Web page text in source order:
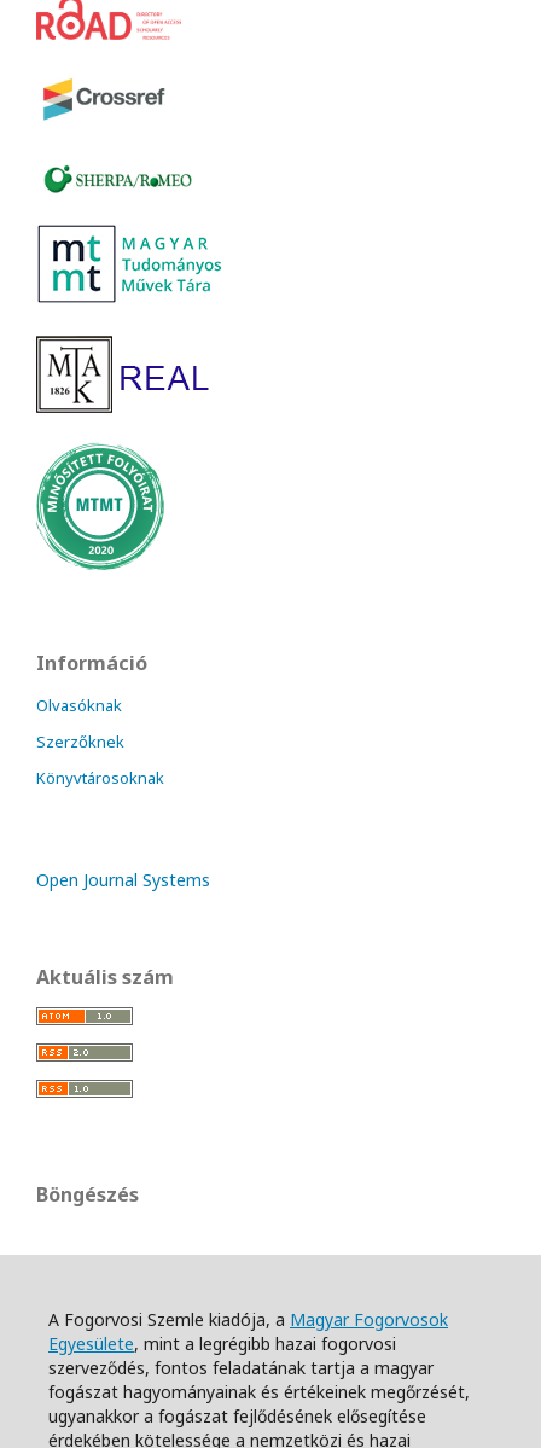
Információ
Olvasóknak
Szerzőknek
Könyvtárosoknak
Open Journal Systems
Aktuális szám
Böngészés
A Fogorvosi Szemle kiadója, a Magyar Fogorvosok
Egyesülete, mint a legrégibb hazai fogorvosi
szerveződés, fontos feladatának tartja a magyar
fogászat hagyományainak és értékeinek megőrzését,
ugyanakkor a fogászat fejlődésének elősegítése
érdekében kötelessége a nemzetközi és hazai